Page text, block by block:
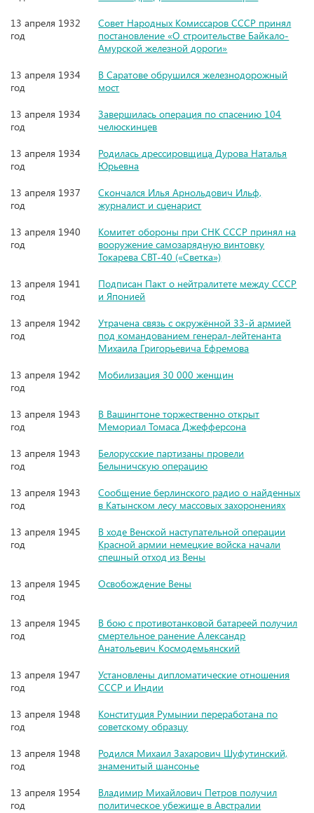
13 апреля 1932
год
Совет Народных Комиссаров СССР принял
постановление «О строительстве Байкало-
Амурской железной дороги»
13 апреля 1934
год
В Саратове обрушился железнодорожный
мост
13 апреля 1934
год
Завершилась операция по спасению 104
челюскинцев
13 апреля 1934
год
Родилась дрессировщица Дурова Наталья
Юрьевна
13 апреля 1937
год
Скончался Илья Арнольдович Ильф,
журналист и сценарист
13 апреля 1940
год
Комитет обороны при СНК СССР принял на
вооружение самозарядную винтовку
Токарева СВТ-40 («Светка»)
13 апреля 1941
год
Подписан Пакт о нейтралитете между СССР
и Японией
13 апреля 1942
год
Утрачена связь с окружённой 33-й армией
под командованием генерал-лейтенанта
Михаила Григорьевича Ефремова
13 апреля 1942
год
Мобилизация 30 000 женщин
13 апреля 1943
год
В Вашингтоне торжественно открыт
Мемориал Томаса Джефферсона
13 апреля 1943
год
Белорусские партизаны провели
Белыничскую операцию
13 апреля 1943
год
Сообщение берлинского радио о найденных
в Катынском лесу массовых захоронениях
13 апреля 1945
год
В ходе Венской наступательной операции
Красной армии немецкие войска начали
спешный отход из Вены
13 апреля 1945
год
Освобождение Вены
13 апреля 1945
год
В бою с противотанковой батареей получил
смертельное ранение Александр
Анатольевич Космодемьянский
13 апреля 1947
год
Установлены дипломатические отношения
СССР и Индии
13 апреля 1948
год
Конституция Румынии переработана по
советскому образцу
13 апреля 1948
год
Родился Михаил Захарович Шуфутинский,
знаменитый шансонье
13 апреля 1954
год
Владимир Михайлович Петров получил
политическое убежище в Австралии